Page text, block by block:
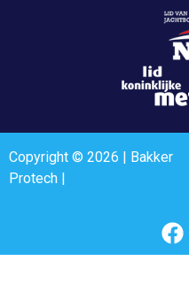
Copyright © 2026 | Bakker
Protech |